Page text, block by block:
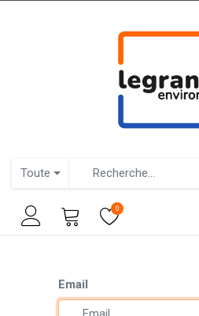
Toute
0
Email